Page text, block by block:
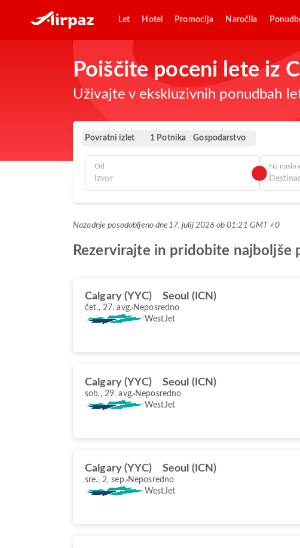
Let Hotel Promocija Naročila
Poiščite poceni lete iz
Uživajte v ekskluzivnih ponudbah
Povratni izlet 1 Potnika Gospodarstvo
Od Na naslov
Nazadnje posodobljeno dne 17. julij 2026 ob 01:21 GMT +0
Rezervirajte in pridobite najboljše
Calgary (YYC) Seoul (ICN)
čet., 27. avg. Neposredno
WestJet
Calgary (YYC) Seoul (ICN)
sob., 29. avg. Neposredno
WestJet
Calgary (YYC) Seoul (ICN)
sre., 2. sep. Neposredno
WestJet